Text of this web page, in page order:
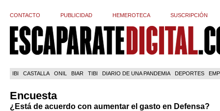
CONTACTO PUBLICIDAD HEMEROTECA SUSCRIPCIÓN
IBI CASTALLA ONIL BIAR TIBI DIARIO DE UNA PANDEMIA DEPORTES
Encuesta
¿Está de acuerdo con aumentar el gasto en Defensa?